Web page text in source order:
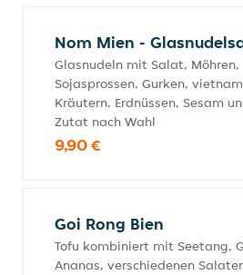
Nom Mien -
Glasnudeln mit Salat, Möhren,
Sojasprossen, Gurken,
Kräutern, Erdnüssen, Sesam
Zutat nach Wahl
9,90 €
Goi Rong Bien
Tofu kombiniert mit Seetang,
Ananas, verschiedenen